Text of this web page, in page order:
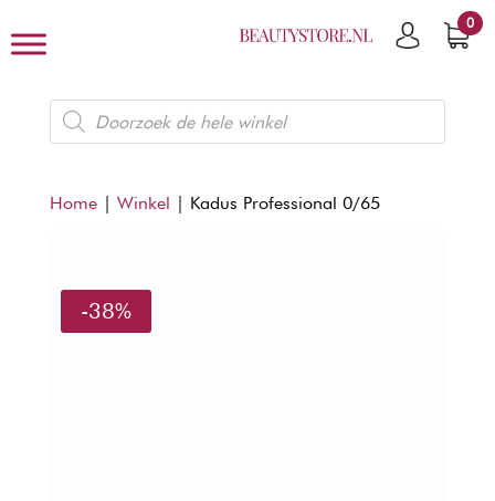
0
Producten
zoeken
Home| Winkel | Kadus Professional 0/65
-38%